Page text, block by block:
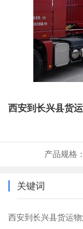
西安到长兴县货
产品规格：
关键词
西安到长兴县货运物